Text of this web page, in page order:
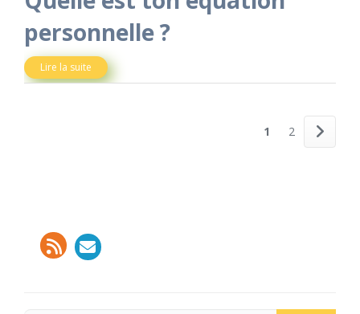
personnelle ?
Lire la suite
1 2